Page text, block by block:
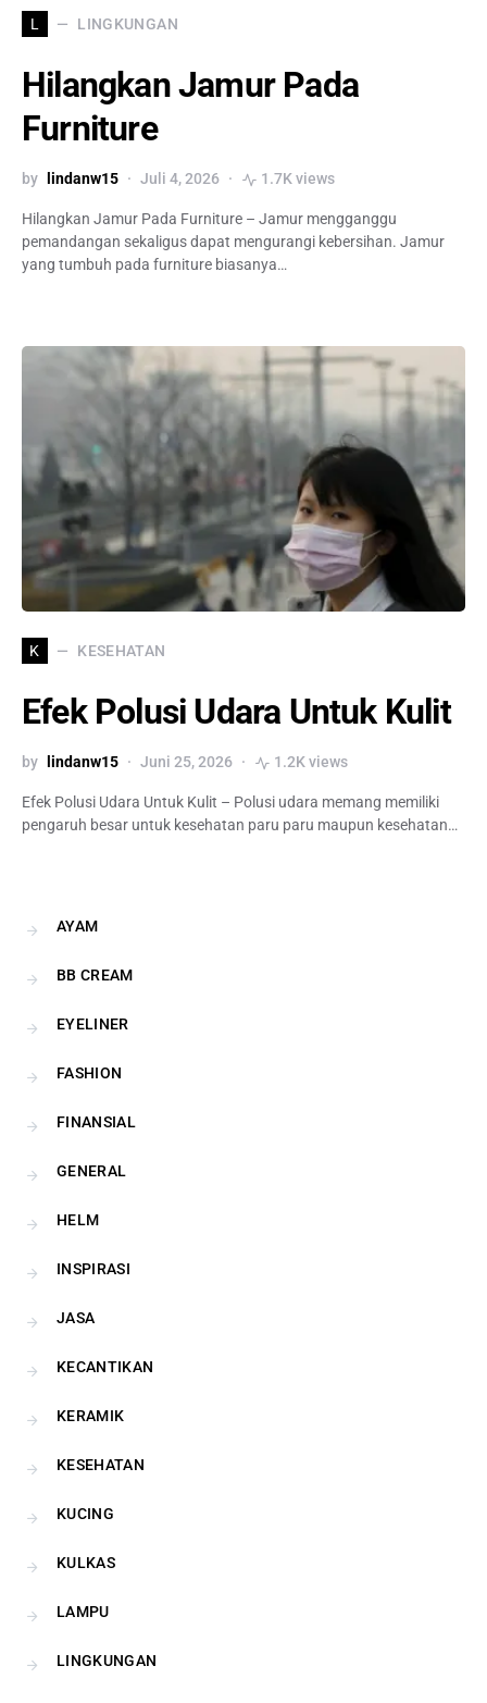
L LINGKUNGAN
Hilangkan Jamur Pada
Furniture
by lindanw15 Juli 4, 2026 1.7K views
Hilangkan Jamur Pada Furniture – Jamur mengganggu
pemandangan sekaligus dapat mengurangi kebersihan. Jamur
yang tumbuh pada furniture biasanya…
K KESEHATAN
Efek Polusi Udara Untuk Kulit
by lindanw15 Juni 25, 2026 1.2K views
Efek Polusi Udara Untuk Kulit – Polusi udara memang memiliki
pengaruh besar untuk kesehatan paru paru maupun kesehatan…
AYAM
BB CREAM
EYELINER
FASHION
FINANSIAL
GENERAL
HELM
INSPIRASI
JASA
KECANTIKAN
KERAMIK
KESEHATAN
KUCING
KULKAS
LAMPU
LINGKUNGAN